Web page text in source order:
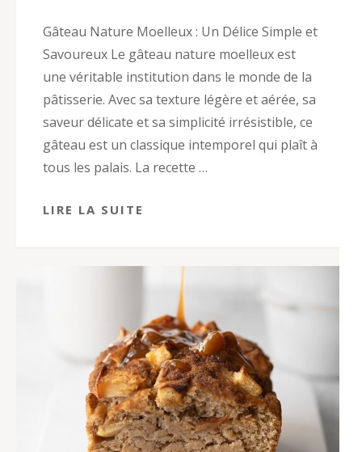
Gâteau Nature Moelleux : Un Délice Simple et
Savoureux Le gâteau nature moelleux est
une véritable institution dans le monde de la
pâtisserie. Avec sa texture légère et aérée, sa
saveur délicate et sa simplicité irrésistible, ce
gâteau est un classique intemporel qui plaît à
tous les palais. La recette …
LIRE LA SUITE